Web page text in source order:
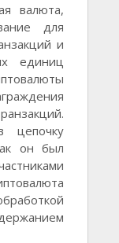
валюта,
для
и
единиц
цепочку
он был